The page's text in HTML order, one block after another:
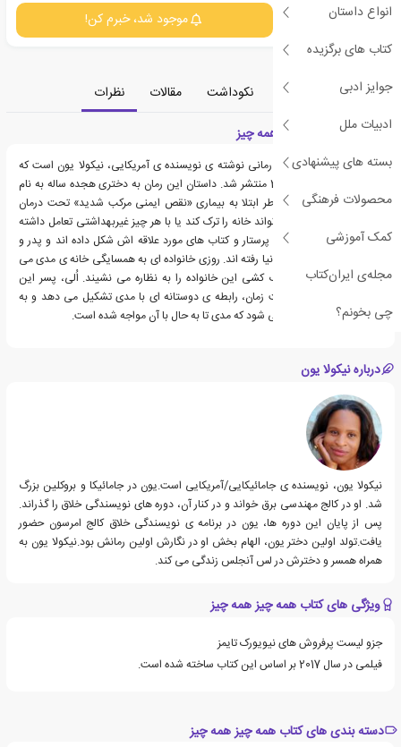
انواع داستان
کتاب های برگزیده
جوایز ادبی
ادبیات ملل
بسته های پیشنهادی
محصولات فرهنگی
کمک آموزشی
مجله‌ی ایران‌کتاب
چی بخونم؟
جزئیات موجود شد، خبرم کن!
معرفی دسته‌بندی نکوداشت مقالات
نظرات
معرفی کتاب همه چیز همه چیز
کتاب همه چیز همه چیز، رمانی نوشته ی نویسنده ی آمریکایی، نیکولا یون است که
نخستین بار در سال 2015 منتشر شد. داستان این رمان به دختری هجده ساله به نام
مَدی می پردازد که به خاطر ابتلا به بیماری «نقص ایمنی مرکب شدید» تحت درمان
است و از همین رو نمی تواند خانه را ترک کند یا با هر چیز غیربهداشتی تعامل داشته
باشد. دنیای مدی را مادر، پرستار و کتاب های مورد علاقه اش شکل داده اند و پدر و
برادرش سال ها پیش از دنیا رفته اند. روزی خانواده ای به همسایگی خانه ی مدی می
آیند و او از پنجره، اسباب کشی این خانواده را به نظاره می نشیند. اُلی، پسر این
خانواده است که با گذشت زمان، رابطه ی دوستانه ای با مدی تشکیل می دهد و به
بزرگترین ریسکی تبدیل می شود که مدی تا به حال با آن مواجه شده است.
درباره نیکولا یون
نیکولا یون، نویسنده ی جامائیکایی/آمریکایی است.یون در جامائیکا و بروکلین بزرگ
شد. او در کالج مهندسی برق خواند و در کنار آن، دوره های نویسندگی خلاق را گذراند.
پس از پایان این دوره ها، یون در برنامه ی نویسندگی خلاق کالج امرسون حضور
یافت.تولد اولین دختر یون، الهام بخش او در نگارش اولین رمانش بود.نیکولا یون به
همراه همسر و دخترش در لس آنجلس زندگی می کند.
ویژگی های کتاب همه چیز همه چیز
جزو لیست پرفروش های نیویورک تایمز
فیلمی در سال 2017 بر اساس این کتاب ساخته شده است.
دسته بندی های کتاب همه چیز همه چیز